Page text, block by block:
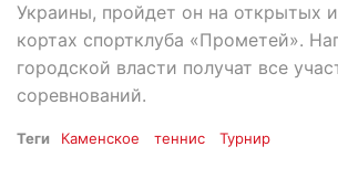
Украины, пройдет он на открытых
кортах спортклуба «Прометей».
городской власти получат все
соревнований.
Теги Каменское теннис Турнир